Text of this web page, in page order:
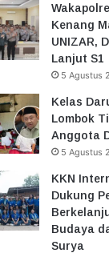
Kenang
UNIZAR,
Lanjut S1
5 Agustus
Kelas
Lombok
Anggota
5 Agustus
KKN
Dukung
Budaya
Surya